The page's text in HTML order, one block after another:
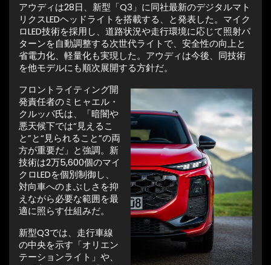
アウディは28日、新型「Q3」に同社最新のデジタルマト
リクスLEDヘッドライトを搭載する、と発表した。マイク
ロLED技術を採用し、道路状況や走行環境に応じて照射パ
ターンを自動調整する次世代ライトで、安全性の向上と
省電力化、軽量化も実現した。アウディは今後、同技術
を他モデルにも順次展開する方針だ。
フロントライティング開
発責任者のミヒャエル・
クルッパ氏は、「暗闇や
悪天候下では“見えるこ
と”と“見られること”の両
方が重要だ」と強調。新
技術は2万5,600個のマイ
クロLEDを個別制御し、
対向車へのまぶしさを抑
えながら必要な範囲を最
適に照らす仕組みだ。
新型Q3では、走行車線
の中央を示す「オリエン
テーションライト」や、